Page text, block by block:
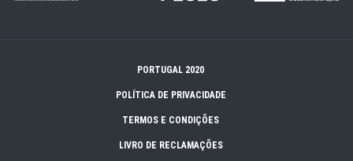
PORTUGAL 2020
POLÍTICA DE PRIVACIDADE
TERMOS E CONDIÇÕES
LIVRO DE RECLAMAÇÕES